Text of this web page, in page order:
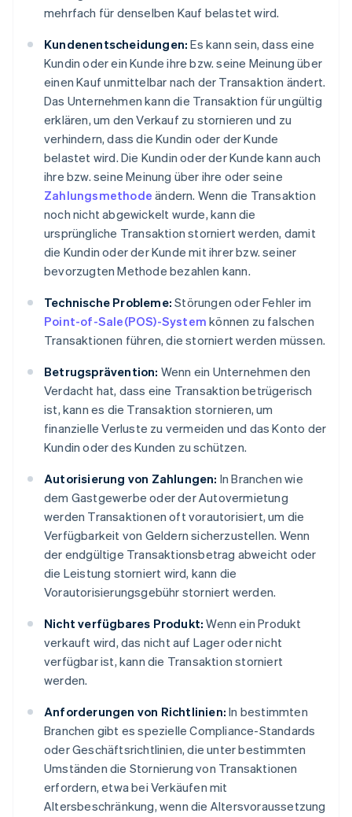
mehrfach für denselben Kauf belastet wird.
Kundenentscheidungen: Es kann sein, dass eine
Kundin oder ein Kunde ihre bzw. seine Meinung über
einen Kauf unmittelbar nach der Transaktion ändert.
Das Unternehmen kann die Transaktion für ungültig
erklären, um den Verkauf zu stornieren und zu
verhindern, dass die Kundin oder der Kunde
belastet wird. Die Kundin oder der Kunde kann auch
ihre bzw. seine Meinung über ihre oder seine
Zahlungsmethode ändern. Wenn die Transaktion
noch nicht abgewickelt wurde, kann die
ursprüngliche Transaktion storniert werden, damit
die Kundin oder der Kunde mit ihrer bzw. seiner
bevorzugten Methode bezahlen kann.
Technische Probleme: Störungen oder Fehler im
Point-of-Sale(POS)-System können zu falschen
Transaktionen führen, die storniert werden müssen.
Betrugsprävention: Wenn ein Unternehmen den
Verdacht hat, dass eine Transaktion betrügerisch
ist, kann es die Transaktion stornieren, um
finanzielle Verluste zu vermeiden und das Konto der
Kundin oder des Kunden zu schützen.
Autorisierung von Zahlungen: In Branchen wie
dem Gastgewerbe oder der Autovermietung
werden Transaktionen oft vorautorisiert, um die
Verfügbarkeit von Geldern sicherzustellen. Wenn
der endgültige Transaktionsbetrag abweicht oder
die Leistung storniert wird, kann die
Vorautorisierungsgebühr storniert werden.
Nicht verfügbares Produkt: Wenn ein Produkt
verkauft wird, das nicht auf Lager oder nicht
verfügbar ist, kann die Transaktion storniert
werden.
Anforderungen von Richtlinien: In bestimmten
Branchen gibt es spezielle Compliance-Standards
oder Geschäftsrichtlinien, die unter bestimmten
Umständen die Stornierung von Transaktionen
erfordern, etwa bei Verkäufen mit
Altersbeschränkung, wenn die Altersvoraussetzung